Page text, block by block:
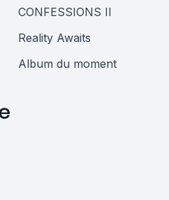
CONFESSIONS II
Reality Awaits
Album du moment